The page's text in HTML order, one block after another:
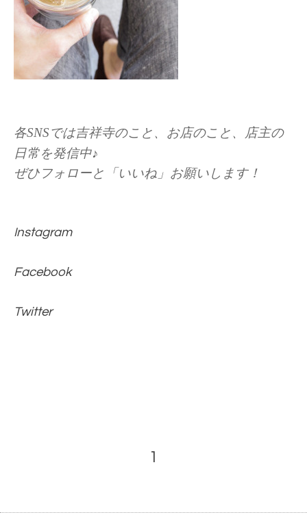
各SNSでは吉祥寺のこと、お店のこと、店主の
日常を発信中♪
ぜひフォローと「いいね」お願いします！
Instagram
Facebook
Twitter
1